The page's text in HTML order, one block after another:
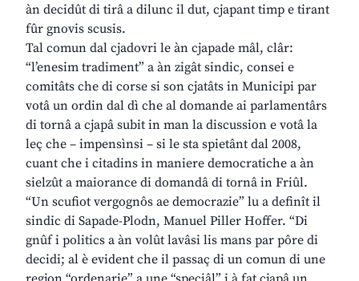
àn decidût di tirâ a dilunc il dut, cjapant timp e tirant
fûr gnovis scusis.
Tal comun dal cjadovri le àn cjapade mâl, clâr:
“l’enesim tradiment” a àn zigât sindic, consei e
comitâts che di corse si son cjatâts in Municipi par
votâ un ordin dal dì che al domande ai parlamentârs
di tornâ a cjapâ subit in man la discussion e votâ la
leç che – impensìnsi – si le sta spietânt dal 2008,
cuant che i citadins in maniere democratiche a àn
sielzût a maiorance di domandâ di tornâ in Friûl.
“Un scufiot vergognôs ae democrazie” lu a definît il
sindic di Sapade-Plodn, Manuel Piller Hoffer. “Di
gnûf i politics a àn volût lavâsi lis mans par pôre di
decidi; al è evident che il passaç di un comun di une